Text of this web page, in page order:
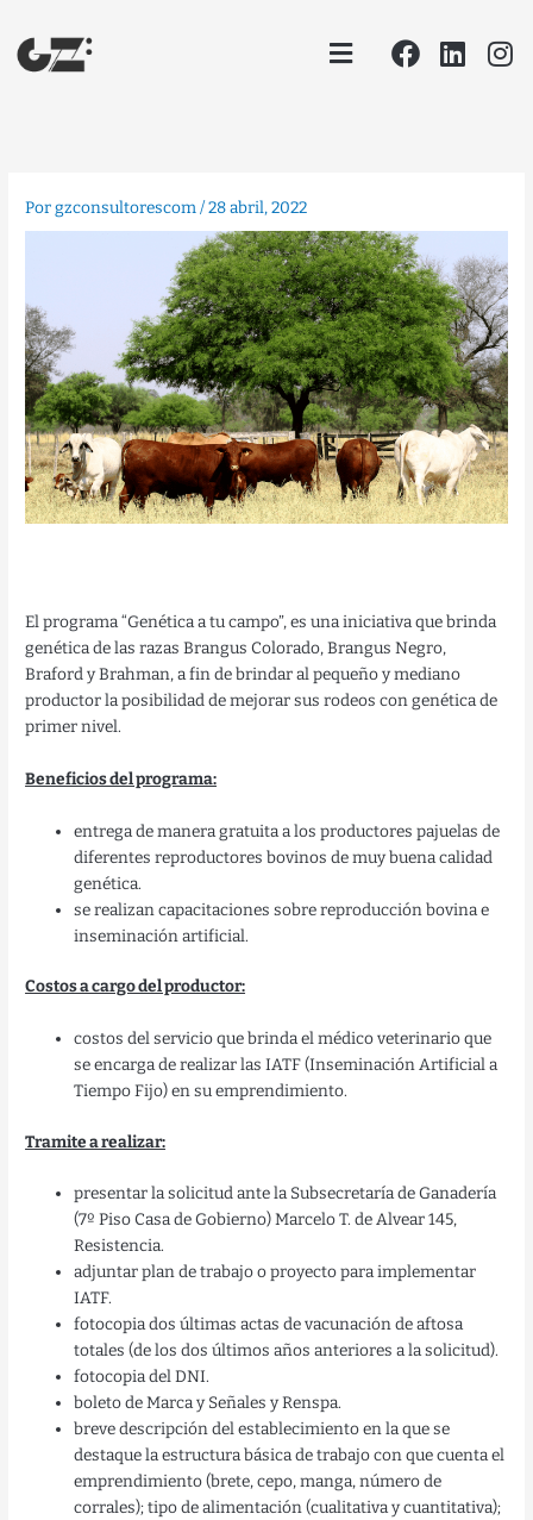
contenido
Menu Facebook
Porgzconsultorescom/28 abril, 2022
El programa “Genética a tu campo”, es una iniciativa que brinda
genética de las razas Brangus Colorado, Brangus Negro,
Braford y Brahman, a fin de brindar al pequeño y mediano
productor la posibilidad de mejorar sus rodeos con genética de
primer nivel.
Beneficios del programa:
entrega de manera gratuita a los productores pajuelas de
diferentes reproductores bovinos de muy buena calidad
genética.
se realizan capacitaciones sobre reproducción bovina e
inseminación artificial.
Costos a cargo del productor:
costos del servicio que brinda el médico veterinario que
se encarga de realizar las IATF (Inseminación Artificial a
Tiempo Fijo) en su emprendimiento.
Tramite a realizar:
presentar la solicitud ante la Subsecretaría de Ganadería
(7º Piso Casa de Gobierno) Marcelo T. de Alvear 145,
Resistencia.
adjuntar plan de trabajo o proyecto para implementar
IATF.
fotocopia dos últimas actas de vacunación de aftosa
totales (de los dos últimos años anteriores a la solicitud).
fotocopia del DNI.
boleto de Marca y Señales y Renspa.
breve descripción del establecimiento en la que se
destaque la estructura básica de trabajo con que cuenta el
emprendimiento (brete, cepo, manga, número de
corrales); tipo de alimentación (cualitativa y cuantitativa);